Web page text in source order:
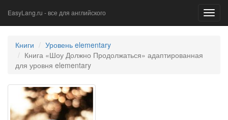
EasyLang.ru - все для английского
Книги
Уровень elementary
Книга «Шоу Должно Продолжаться» адаптированная
для уровня elementary